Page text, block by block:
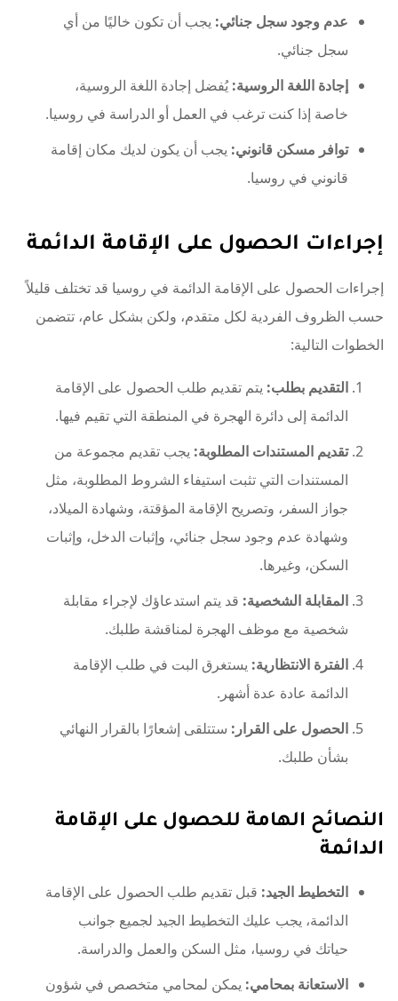
عدم وجود سجل جنائي: يجب أن تكون خاليًا من أي
سجل جنائي.
إجادة اللغة الروسية:يُفضل إجادة اللغة الروسية،
خاصة إذا كنت ترغب في العمل أو الدراسة في روسيا.
توافر مسكن قانوني: يجب أن يكون لديك مكان إقامة
قانوني في روسيا.
إجراءات الحصول على الإقامة الدائمة
إجراءات الحصول على الإقامة الدائمة في روسيا قد تختلف قليلاً
حسب الظروف الفردية لكل متقدم، ولكن بشكل عام، تتضمن
الخطوات التالية:
التقديم بطلب: يتم تقديم طلب الحصول على الإقامة
الدائمة إلى دائرة الهجرة في المنطقة التي تقيم فيها.
تقديم المستندات المطلوبة: يجب تقديم مجموعة من
المستندات التي تثبت استيفاء الشروط المطلوبة، مثل
جواز السفر، وتصريح الإقامة المؤقتة، وشهادة الميلاد،
وشهادة عدم وجود سجل جنائي، وإثبات الدخل، وإثبات
السكن، وغيرها.
المقابلة الشخصية: قد يتم استدعاؤك لإجراء مقابلة
شخصية مع موظف الهجرة لمناقشة طلبك.
الفترة الانتظارية: يستغرق البت في طلب الإقامة
الدائمة عادة عدة أشهر.
الحصول على القرار: ستتلقى إشعارًا بالقرار النهائي
بشأن طلبك.
النصائح الهامة للحصول على الإقامة
الدائمة
التخطيط الجيد: قبل تقديم طلب الحصول على الإقامة
الدائمة، يجب عليك التخطيط الجيد لجميع جوانب
حياتك في روسيا، مثل السكن والعمل والدراسة.
الاستعانة بمحامي: يمكن لمحامي متخصص في شؤون